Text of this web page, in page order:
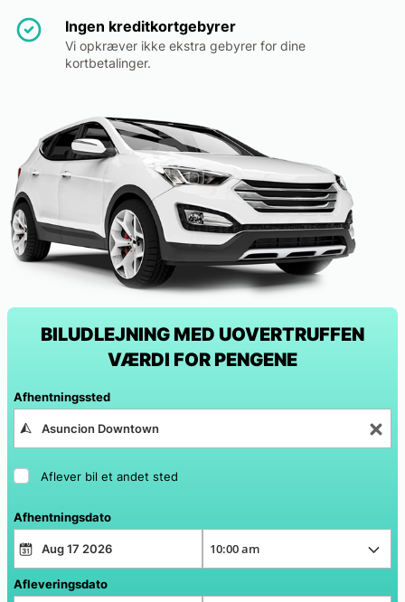
Ingen kreditkortgebyrer
Vi opkræver ikke ekstra gebyrer for dine
kortbetalinger.
BILUDLEJNING MED UOVERTRUFFEN
VÆRDI FOR PENGENE
Afhentningssted
Aflever bil et andet sted
Afhentningsdato
Afleveringsdato